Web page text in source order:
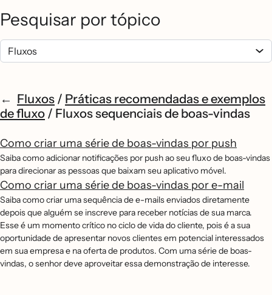
Pesquisar por tópico
Fluxos / Práticas recomendadas e exemplos
de fluxo / Fluxos sequenciais de boas-vindas
Como criar uma série de boas-vindas por push
Saiba como adicionar notificações por push ao seu fluxo de boas-vindas
para direcionar as pessoas que baixam seu aplicativo móvel.
Como criar uma série de boas-vindas por e-mail
Saiba como criar uma sequência de e-mails enviados diretamente
depois que alguém se inscreve para receber notícias de sua marca.
Esse é um momento crítico no ciclo de vida do cliente, pois é a sua
oportunidade de apresentar novos clientes em potencial interessados
em sua empresa e na oferta de produtos. Com uma série de boas-
vindas, o senhor deve aproveitar essa demonstração de interesse.